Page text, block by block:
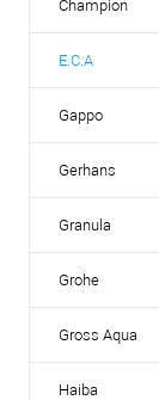
Champion
E.C.A
Gappo
Gerhans
Granula
Grohe
Gross Aqua
Haiba